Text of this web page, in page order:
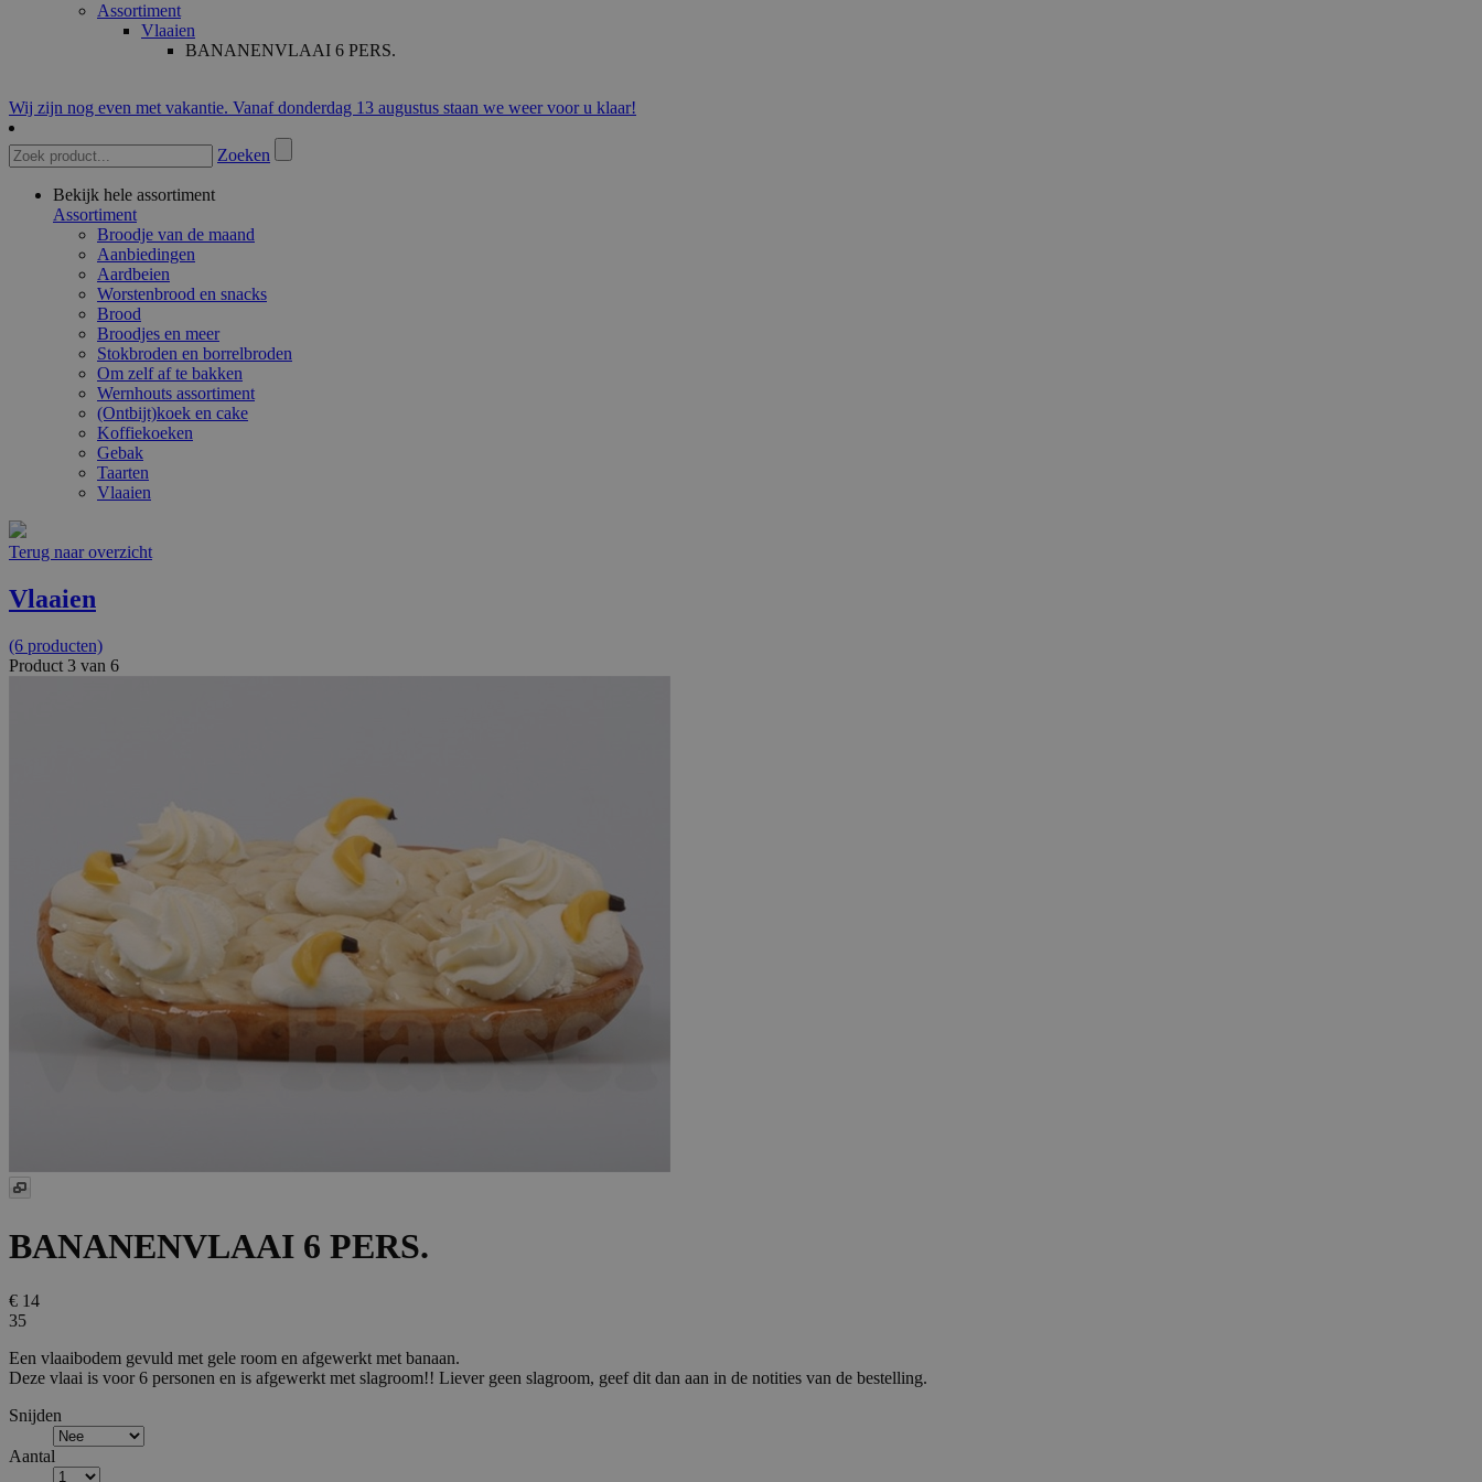
Assortiment
Vlaaien
BANANENVLAAI 6 PERS.
Wij zijn nog even met vakantie. Vanaf donderdag 13 augustus staan we weer voor u klaar!
Zoeken
Bekijk hele assortiment
Assortiment
Broodje van de maand
Aanbiedingen
Aardbeien
Worstenbrood en snacks
Brood
Broodjes en meer
Stokbroden en borrelbroden
Om zelf af te bakken
Wernhouts assortiment
(Ontbijt)koek en cake
Koffiekoeken
Gebak
Taarten
Vlaaien
Terug naar overzicht
Vlaaien
(6 producten)
Product 3 van 6
BANANENVLAAI 6 PERS.
€ 14
35
Een vlaaibodem gevuld met gele room en afgewerkt met banaan.
Deze vlaai is voor 6 personen en is afgewerkt met slagroom!! Liever geen slagroom, geef dit dan aan in de notities van de bestelling.
Snijden
Aantal